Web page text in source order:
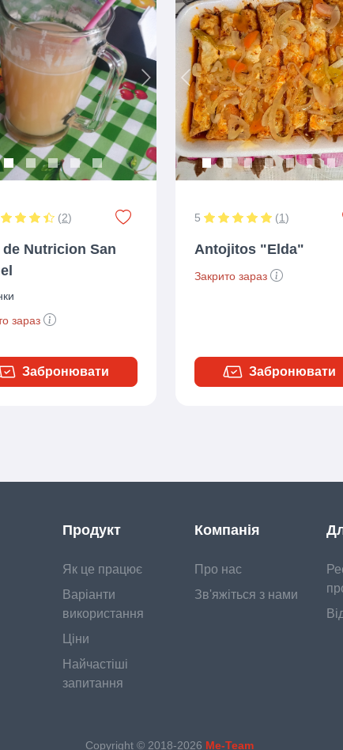
Next
(2)
Nutricion San
зараз
Забронювати
Previous
5 (1)
Antojitos "Elda"
Закрито зараз
Забронювати
Продукт
Як це працює
Варіанти
використання
Ціни
Найчастіші
запитання
Компанія
Про нас
Зв'яжіться з нами
Copyright © 2018-2026 Me-Team